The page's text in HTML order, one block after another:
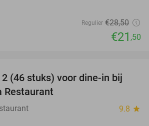
Regulier €28,50
€21 ,50
36%
(46 stuks) voor dine-in bij
Restaurant
9.8 star